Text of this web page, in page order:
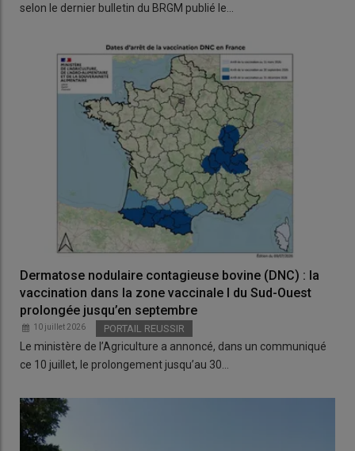
selon le dernier bulletin du BRGM publié le…
Dermatose nodulaire contagieuse bovine (DNC) : la
vaccination dans la zone vaccinale I du Sud-Ouest
prolongée jusqu’en septembre
10 juillet 2026 PORTAIL REUSSIR
Le ministère de l’Agriculture a annoncé, dans un communiqué
ce 10 juillet, le prolongement jusqu’au 30…